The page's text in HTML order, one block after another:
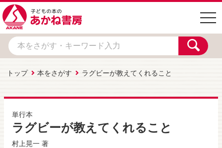
トップ 本をさがす ラグビーが教えてくれること
単行本
ラグビーが教えてくれること
村上晃一 著